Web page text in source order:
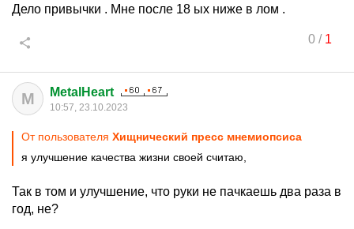
Дело привычки . Мне после 18 ых ниже в лом .
0/ 1
M MetalHeart
10:57, 23.10.2023
От пользователя Хищнический пресс мнемиопсиса
я улучшение качества жизни своей считаю,
Так в том и улучшение, что руки не пачкаешь два раза в
год, не?